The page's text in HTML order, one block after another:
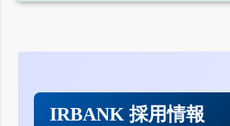
IRBANK 採用情報